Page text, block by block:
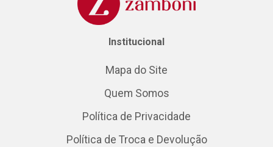
Institucional
Mapa do Site
Quem Somos
Política de Privacidade
Política de Troca e Devolução